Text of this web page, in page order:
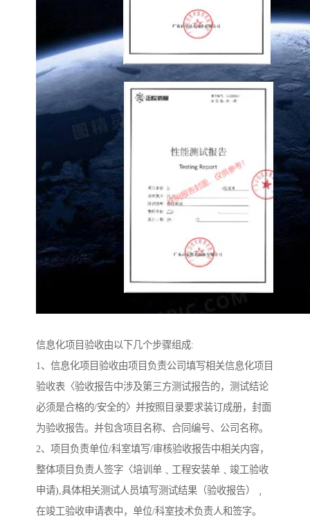
信息化项目验收由以下几个步骤组成:
1、信息化项目验收由项目负责公司填写相关信息化项目
验收表〈验收报告中涉及第三方测试报告的，测试结论
必须是合格的/安全的〉并按照目录要求装订成册，封面
为验收报告。并包含项目名称、合同编号、公司名称。
2、项目负责单位/科室填写/审核验收报告中相关内容，
整体项目负责人签字〈培训单﹑工程安装单﹑竣工验收
申请),具体相关测试人员填写测试结果（验收报告）﹐
在竣工验收申请表中，单位/科室技术负责人和签字。